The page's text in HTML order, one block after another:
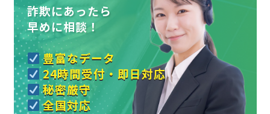
詐欺にあったら
早めに相談！
豊富なデータ
24時間受付・即日対応
秘密厳守
全国対応